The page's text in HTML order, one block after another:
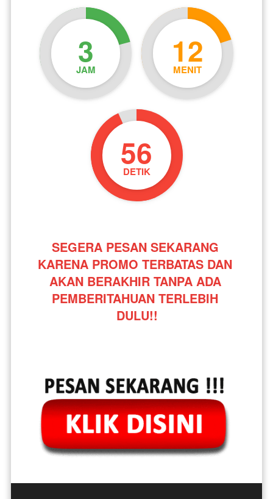
3
JAM 12
MENIT
54
DETIK
SEGERA PESAN SEKARANG
KARENA PROMO TERBATAS DAN
AKAN BERAKHIR TANPA ADA
PEMBERITAHUAN TERLEBIH
DULU!!